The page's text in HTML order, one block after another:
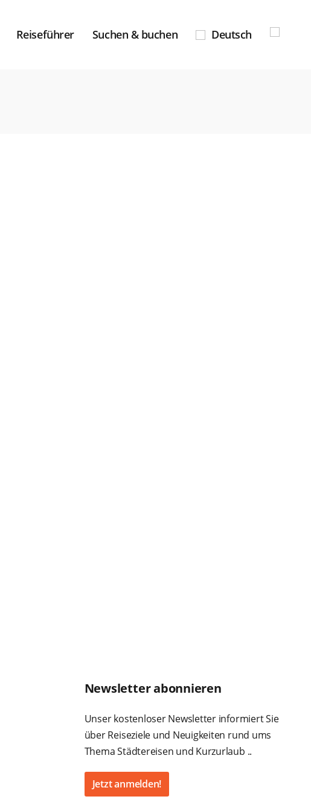
Reiseführer Suchen & buchen Deutsch
Newsletter abonnieren
Unser kostenloser Newsletter informiert Sie
über Reiseziele und Neuigkeiten rund ums
Thema Städtereisen und Kurzurlaub ..
Jetzt anmelden!